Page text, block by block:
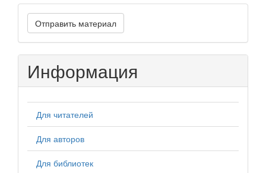
Отправить
материал
Отправить материал
Информация
Для читателей
Для авторов
Для библиотек